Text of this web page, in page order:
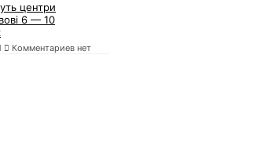
центри
6 — 10
Комментариев нет